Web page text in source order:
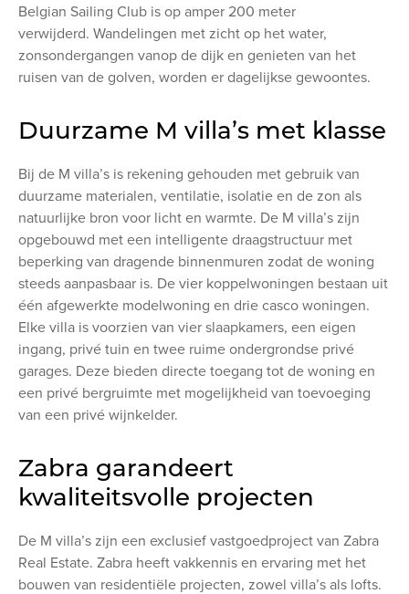
Belgian Sailing Club is op amper 200 meter
verwijderd. Wandelingen met zicht op het water,
zonsondergangen vanop de dijk en genieten van het
ruisen van de golven, worden er dagelijkse gewoontes.
Duurzame M villa’s met klasse
Bij de M villa’s is rekening gehouden met gebruik van
duurzame materialen, ventilatie, isolatie en de zon als
natuurlijke bron voor licht en warmte. De M villa’s zijn
opgebouwd met een intelligente draagstructuur met
beperking van dragende binnenmuren zodat de woning
steeds aanpasbaar is. De vier koppelwoningen bestaan uit
één afgewerkte modelwoning en drie casco woningen.
Elke villa is voorzien van vier slaapkamers, een eigen
ingang, privé tuin en twee ruime ondergrondse privé
garages. Deze bieden directe toegang tot de woning en
een privé bergruimte met mogelijkheid van toevoeging
van een privé wijnkelder.
Zabra garandeert
kwaliteitsvolle projecten
De M villa’s zijn een exclusief vastgoedproject van Zabra
Real Estate. Zabra heeft vakkennis en ervaring met het
bouwen van residentiële projecten, zowel villa’s als lofts.